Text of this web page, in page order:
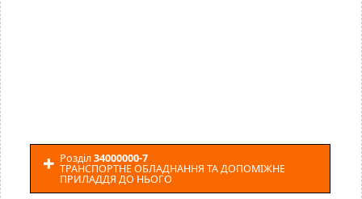
Розділ34000000-7
ТРАНСПОРТНЕ ОБЛАДНАННЯ ТА ДОПОМІЖНЕ
ПРИЛАДДЯ ДО НЬОГО